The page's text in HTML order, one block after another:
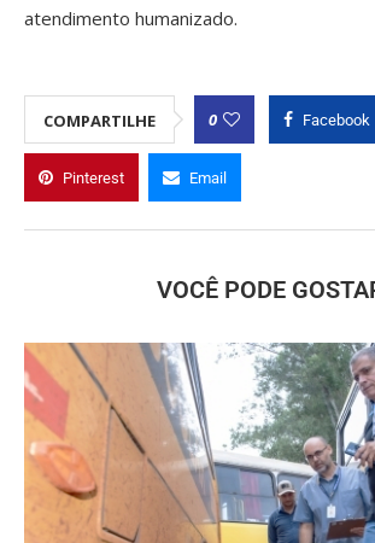
atendimento humanizado.
COMPARTILHE 0 Facebook
Pinterest Email
VOCÊ PODE